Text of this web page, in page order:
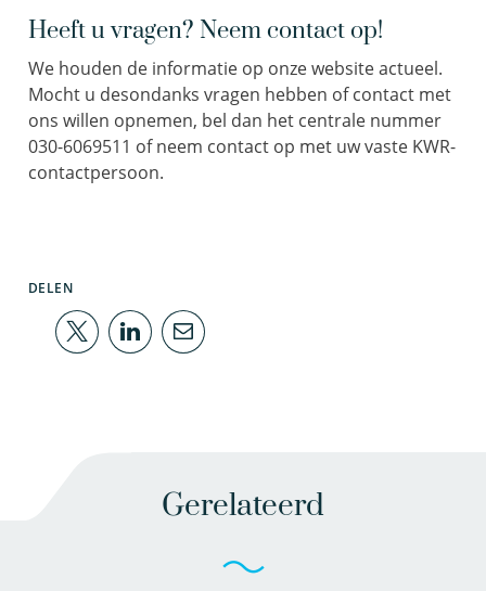
Heeft u vragen? Neem contact op!
We houden de informatie op onze website actueel.
Mocht u desondanks vragen hebben of contact met
ons willen opnemen, bel dan het centrale nummer
030-6069511 of neem contact op met uw vaste KWR-
contactpersoon.
DELEN
Gerelateerd